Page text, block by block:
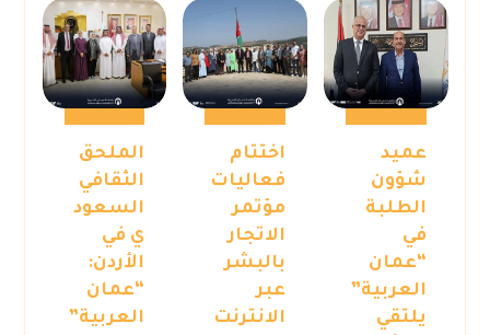
عميد
شؤون
الطلبة
في
“عمان
العربية”
يلتقي
اختتام
فعاليات
مؤتمر
الاتجار
بالبشر
عبر
الانترنت
الملحق
الثقافي
السعود
ي في
الأردن:
“عمان
العربية”